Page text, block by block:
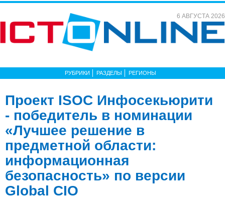
6 АВГУСТА 2026
РУБРИКИ РАЗДЕЛЫ РЕГИОНЫ
Проект ISOC Инфосекьюрити
- победитель в номинации
«Лучшее решение в
предметной области:
информационная
безопасность» по версии
Global CIO